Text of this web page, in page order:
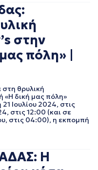
2021
2020
στην
πόλη» |
θρυλική
«Η δική μας πόλη»
Ιουλίου 2024, στις
στις 12:00 (και σε
στις 04:00), η εκπομπή
Η